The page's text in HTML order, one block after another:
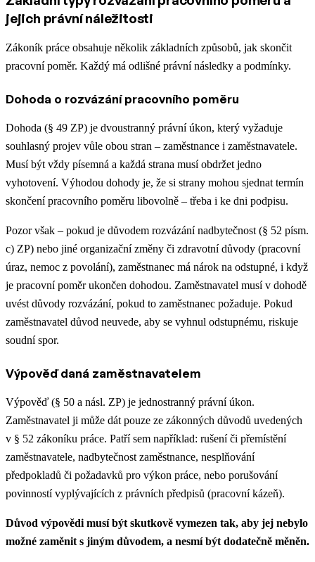
jejich právní náležitosti
Zákoník práce obsahuje několik základních způsobů, jak skončit
pracovní poměr. Každý má odlišné právní následky a podmínky.
Dohoda o rozvázání pracovního poměru
Dohoda (§ 49 ZP) je dvoustranný právní úkon, který vyžaduje
souhlasný projev vůle obou stran – zaměstnance i zaměstnavatele.
Musí být vždy písemná a každá strana musí obdržet jedno
vyhotovení. Výhodou dohody je, že si strany mohou sjednat termín
skončení pracovního poměru libovolně – třeba i ke dni podpisu.
Pozor však – pokud je důvodem rozvázání nadbytečnost (§ 52 písm.
c) ZP) nebo jiné organizační změny či zdravotní důvody (pracovní
úraz, nemoc z povolání), zaměstnanec má nárok na odstupné, i když
je pracovní poměr ukončen dohodou. Zaměstnavatel musí v dohodě
uvést důvody rozvázání, pokud to zaměstnanec požaduje. Pokud
zaměstnavatel důvod neuvede, aby se vyhnul odstupnému, riskuje
soudní spor.
Výpověď daná zaměstnavatelem
Výpověď (§ 50 a násl. ZP) je jednostranný právní úkon.
Zaměstnavatel ji může dát pouze ze zákonných důvodů uvedených
v § 52 zákoníku práce. Patří sem například: rušení či přemístění
zaměstnavatele, nadbytečnost zaměstnance, nesplňování
předpokladů či požadavků pro výkon práce, nebo porušování
povinností vyplývajících z právních předpisů (pracovní kázeň).
Důvod výpovědi musí být skutkově vymezen tak, aby jej nebylo
možné zaměnit s jiným důvodem, a nesmí být dodatečně měněn.